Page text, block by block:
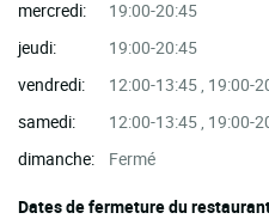
mercredi:
19:00-20:45
jeudi:
19:00-20:45
vendredi:
12:00-13:45 , 19:00-
samedi:
12:00-13:45 , 19:00-
dimanche:
Fermé
Dates de fermeture du